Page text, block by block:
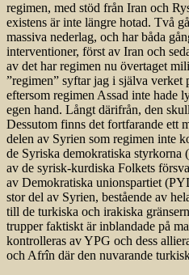
regimen, med stöd från Iran och
existens är inte längre hotad. Två
massiva nederlag, och har båda
interventioner, först av Iran och
av det har regimen nu övertaget
”regimen” syftar jag i själva verket
eftersom regimen Assad inte hade
egen hand. Långt därifrån, den
Dessutom finns det fortfarande ett
delen av Syrien som regimen inte
de Syriska demokratiska
av de syrisk-kurdiska Folkets
av Demokratiska unionspartiet
stor del av Syrien, bestående av
till de turkiska och irakiska
trupper faktiskt är inblandade på
kontrolleras av YPG och dess
och Afrîn där den nuvarande